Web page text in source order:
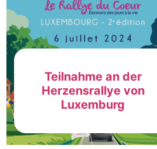
Teilnahme an der
Herzensrallye von
Luxemburg